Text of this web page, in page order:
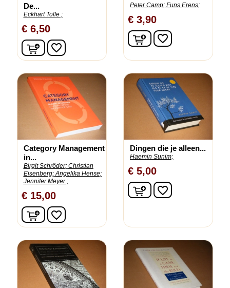
De...
Eckhart Tolle ;
€ 6,50
In winkelwagen
favorite_border
Peter Camp; Funs Erens;
€ 3,90
In winkelwagen
favorite_border
Category Management
in...
Birgit Schröder; Christian
Eisenberg; Angelika Hense;
Jennifer Meyer ;
€ 15,00
In winkelwagen
favorite_border
Dingen die je alleen...
Haemin Sunim;
€ 5,00
In winkelwagen
favorite_border